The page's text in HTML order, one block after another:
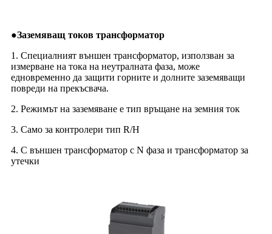
●Заземяващ токов трансформатор
1. Специалният външен трансформатор, използван за
измерване на тока на неутралната фаза, може
едновременно да защити горните и долните заземяващи
повреди на прекъсвача.
2. Режимът на заземяване е тип връщане на земния ток
3. Само за контролери тип R/H
4. С външен трансформатор с N фаза и трансформатор за
утечки